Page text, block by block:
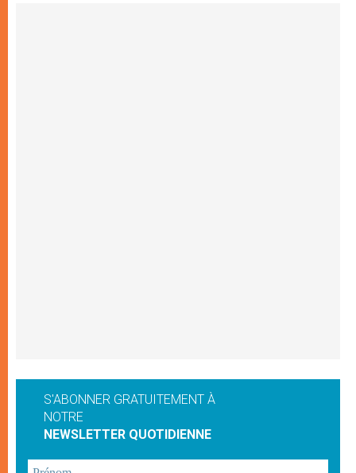
S'ABONNER GRATUITEMENT À
NOTRE
NEWSLETTER QUOTIDIENNE